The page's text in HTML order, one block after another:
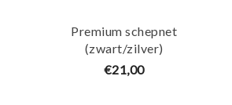
Premium schepnet
(zwart/zilver)
€21,00